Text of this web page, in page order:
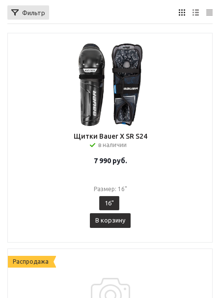
Фильтр
Щитки Bauer X SR S24
в наличии
7 990руб.
Размер: 16"
16"
В корзину
Распродажа